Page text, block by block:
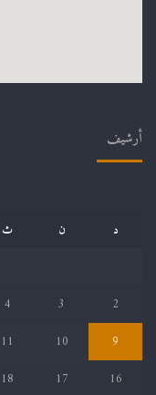
أرشيف
د
ن ث
2
3
4
9
10
11
16
17
18